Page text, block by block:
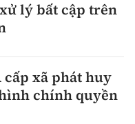
lý bất cập trên
cấp xã phát huy
chính quyền